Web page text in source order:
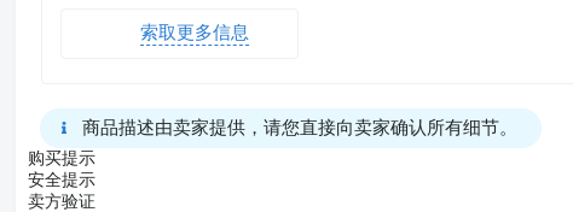
索取更多信息
商品描述由卖家提供，请您直接向卖家确认所有细节。
购买提示
安全提示
卖方验证